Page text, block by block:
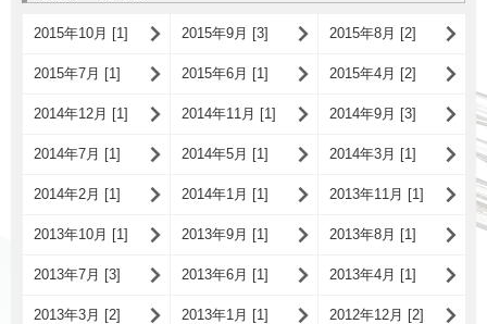
2015年10月 [1] 2015年9月 [3] 2015年8月 [2]
2015年7月 [1] 2015年6月 [1] 2015年4月 [2]
2014年12月 [1] 2014年11月 [1] 2014年9月 [3]
2014年7月 [1] 2014年5月 [1] 2014年3月 [1]
2014年2月 [1] 2014年1月 [1] 2013年11月 [1]
2013年10月 [1] 2013年9月 [1] 2013年8月 [1]
2013年7月 [3] 2013年6月 [1] 2013年4月 [1]
2013年3月 [2] 2013年1月 [1] 2012年12月 [2]